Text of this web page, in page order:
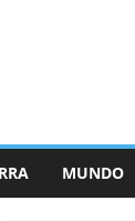
MUNDO